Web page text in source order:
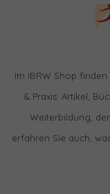
Im IBRW Shop
& Praxis: Artikel,
Weiterbildung,
erfahren Sie auch,